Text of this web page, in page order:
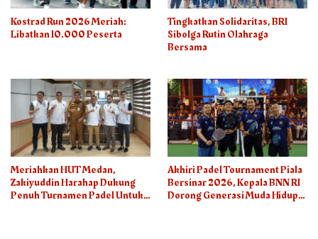
Kostrad Run 2026 Meriah:
Libatkan 10.000 Peserta
Tingkatkan Solidaritas, BRI
Sibolga Rutin Olahraga
Bersama
Meriahkan HUT Medan,
Zakiyuddin Harahap Dukung
Penuh Turnamen Padel Untuk
Akhiri Padel Tournament Piala
Bersinar 2026, Kepala BNN RI
Dorong Generasi Muda Hidup